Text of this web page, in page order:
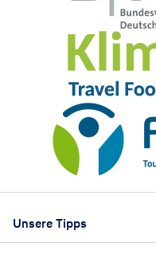
Unsere Tipps